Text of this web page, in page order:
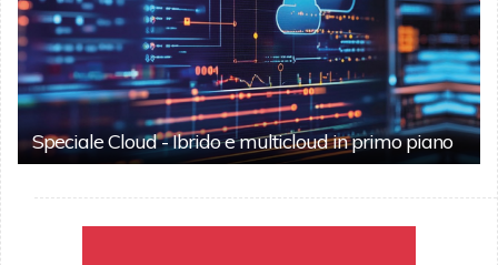
Speciale Cloud - Ibrido e multicloud in primo piano